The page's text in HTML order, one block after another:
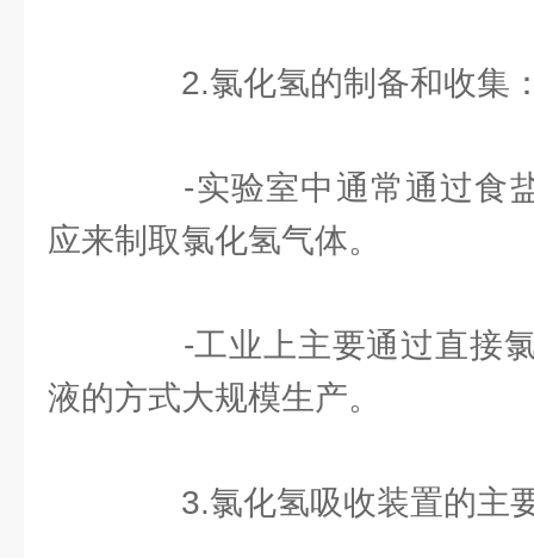
2.氯化氢的制备和收集
-实验室中通常通过食
应来制取氯化氢气体。
-工业上主要通过直接氯
液的方式大规模生产。
3.氯化氢吸收装置的主